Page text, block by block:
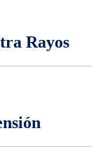
Rayos